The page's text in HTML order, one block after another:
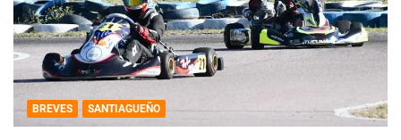
BREVES SANTIAGUEÑO